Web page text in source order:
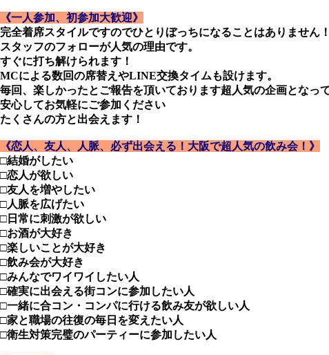
《一人参加、初参加大歓迎》
完全着席スタイルですのでひとりぼっちになることはありません
スタッフのフォローが人気の理由です。
すぐに打ち解けられます！
MCによる数回の席替えやLINE交換タイムも設けます。
毎回、楽しかったとご報告を頂いております超人気の企画となっ
安心してお気軽にご参加ください
たくさんの方と出会えます！
《恋人、友人、人脈、必ず出会える！大阪で超人気の飲み会！》
□結婚がしたい
□恋人が欲しい
□友人を増やしたい
□人脈を広げたい
□日常に刺激が欲しい
□お酒が大好き
□楽しいことが大好き
□飲み会が大好き
□みんなでワイワイしたい人
□確実に出会える街コンに参加したい人
□一緒に合コン・コンパに行ける飲み友が欲しい人
□家と職場の往復の毎日を変えたい人
□衛生対策完璧のパーティーに参加したい人